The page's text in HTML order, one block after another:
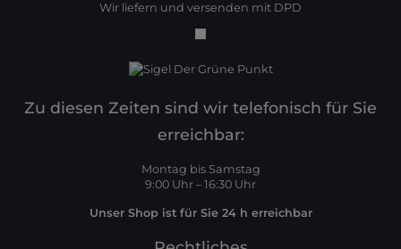
Wir liefern und versenden mit DPD
Zu diesen Zeiten sind wir telefonisch für Sie
erreichbar:
Montag bis Samstag
9:00 Uhr – 16:30 Uhr
Unser Shop ist für Sie 24 h erreichbar